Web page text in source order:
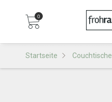
0
Startseite Couchtische